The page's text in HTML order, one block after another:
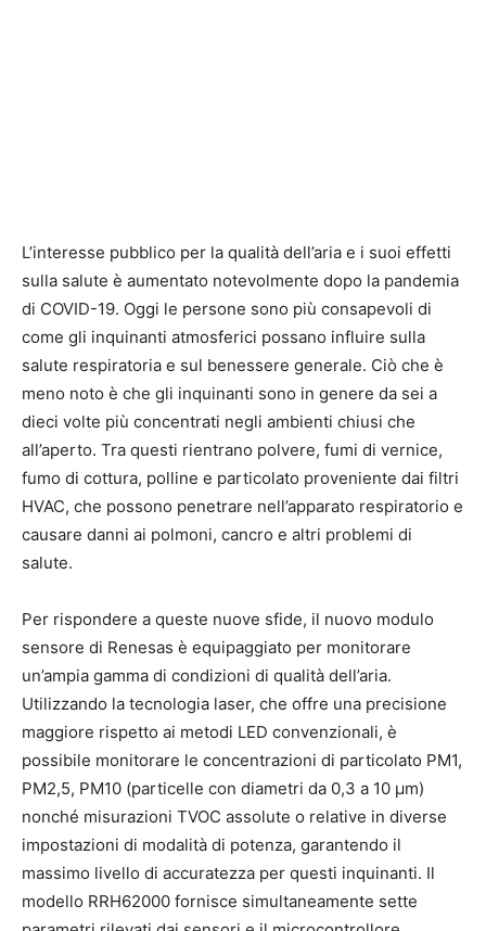
L’interesse pubblico per la qualità dell’aria e i suoi effetti
sulla salute è aumentato notevolmente dopo la pandemia
di COVID-19. Oggi le persone sono più consapevoli di
come gli inquinanti atmosferici possano influire sulla
salute respiratoria e sul benessere generale. Ciò che è
meno noto è che gli inquinanti sono in genere da sei a
dieci volte più concentrati negli ambienti chiusi che
all’aperto. Tra questi rientrano polvere, fumi di vernice,
fumo di cottura, polline e particolato proveniente dai filtri
HVAC, che possono penetrare nell’apparato respiratorio e
causare danni ai polmoni, cancro e altri problemi di
salute.
Per rispondere a queste nuove sfide, il nuovo modulo
sensore di Renesas è equipaggiato per monitorare
un’ampia gamma di condizioni di qualità dell’aria.
Utilizzando la tecnologia laser, che offre una precisione
maggiore rispetto ai metodi LED convenzionali, è
possibile monitorare le concentrazioni di particolato PM1,
PM2,5, PM10 (particelle con diametri da 0,3 a 10 µm)
nonché misurazioni TVOC assolute o relative in diverse
impostazioni di modalità di potenza, garantendo il
massimo livello di accuratezza per questi inquinanti. Il
modello RRH62000 fornisce simultaneamente sette